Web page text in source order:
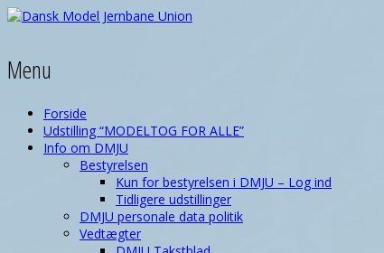
Menu
Forside
Udstilling “MODELTOG FOR ALLE”
Info om DMJU
Bestyrelsen
Kun for bestyrelsen i DMJU – Log ind
Tidligere udstillinger
DMJU personale data politik
Vedtægter